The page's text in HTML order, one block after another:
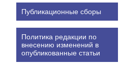
Публикационные сборы
Политика редакции по
внесению изменений в
опубликованные статьи